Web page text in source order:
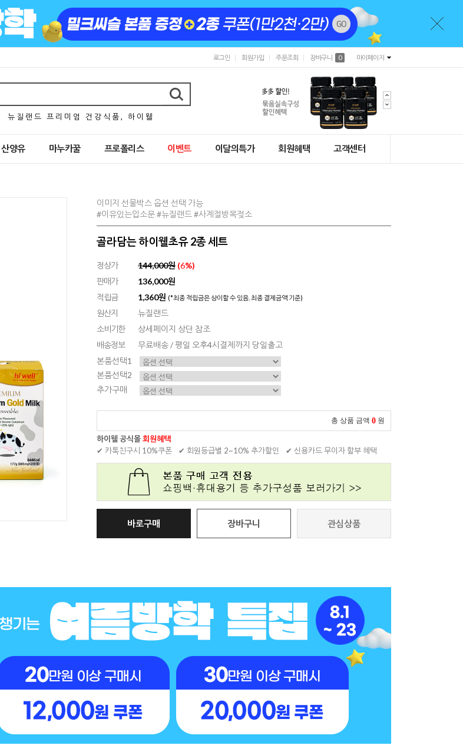
로그인 회원가입 주문조회 장바구니 0 마이페이지
뉴 질 랜 드 프 리 미 엄 건 강 식 품 , 하 이 웰
산양유 마누카꿀 프로폴리스 이벤트 이달의특가 회원혜택 고객센터
이미지 선물박스 옵션 선택 가능
#이유있는입소문 #뉴질랜드 #사계절방목젖소
골라담는 하이웰초유 2종 세트
정상가 144,000원 (6%)
판매가
136,000원
적립금
1,360원 (*최종 적립금은 상이할 수 있음. 최종 결제금액 기준)
원산지
뉴질랜드
소비기한
상세페이지 상단 참조
배송정보
무료배송 / 평일 오후4시결제까지 당일출고
본품선택1
본품선택2
추가구매
총 상품 금액 0 원
하이웰 공식몰회원혜택
✔ 카톡친구시 10%쿠폰
✔ 회원등급별 2~10% 추가할인 ✔ 신용카드 무이자 할부 혜택
바로구매 장바구니 관심상품